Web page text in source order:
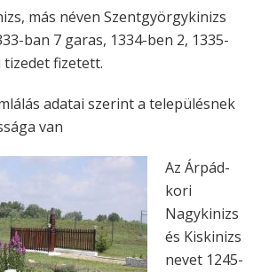
más néven Szentgyörgykinizs
ban 7 garas, 1334-ben 2, 1335-
tizedet fizetett.
adatai szerint a településnek
van
Az Árpád-
kori
Nagykinizs
és Kiskinizs
nevet 1245-